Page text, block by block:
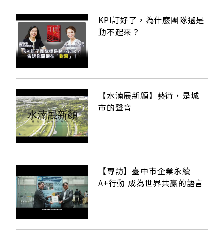
KPI訂好了，為什麼團隊還是
動不起來？
【水湳展新顏】藝術，是城
市的聲音
【專訪】臺中市企業永續
A+行動 成為世界共赢的語言